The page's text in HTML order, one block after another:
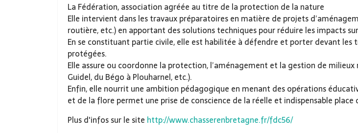
La Fédération, association agréée au titre de la protection de la nature
Elle intervient dans les travaux préparatoires en matière de projets
routière, etc.) en apportant des solutions techniques pour réduire les impacts
En se constituant partie civile, elle est habilitée à défendre et porter devant les
protégées.
Elle assure ou coordonne la protection, l’aménagement et la gestion de
Guidel, du Bégo à Plouharnel, etc.).
Enfin, elle nourrit une ambition pédagogique en menant des opérations
et de la flore permet une prise de conscience de la réelle et indispensable place
Plus d'infos sur le site http://www.chasserenbretagne.fr/fdc56/